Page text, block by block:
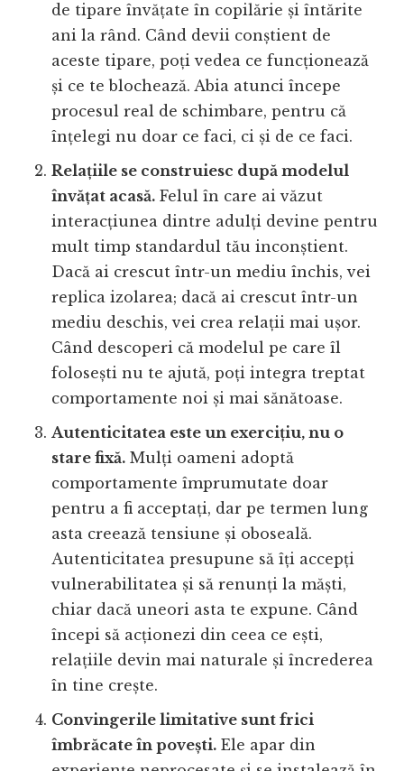
de tipare învățate în copilărie și întărite
ani la rând. Când devii conștient de
aceste tipare, poți vedea ce funcționează
și ce te blochează. Abia atunci începe
procesul real de schimbare, pentru că
înțelegi nu doar ce faci, ci și de ce faci.
Relațiile se construiesc după modelul
învățat acasă. Felul în care ai văzut
interacțiunea dintre adulți devine pentru
mult timp standardul tău inconștient.
Dacă ai crescut într-un mediu închis, vei
replica izolarea; dacă ai crescut într-un
mediu deschis, vei crea relații mai ușor.
Când descoperi că modelul pe care îl
folosești nu te ajută, poți integra treptat
comportamente noi și mai sănătoase.
Autenticitatea este un exercițiu, nu o
stare fixă. Mulți oameni adoptă
comportamente împrumutate doar
pentru a fi acceptați, dar pe termen lung
asta creează tensiune și oboseală.
Autenticitatea presupune să îți accepți
vulnerabilitatea și să renunți la măști,
chiar dacă uneori asta te expune. Când
începi să acționezi din ceea ce ești,
relațiile devin mai naturale și încrederea
în tine crește.
Convingerile limitative sunt frici
îmbrăcate în povești. Ele apar din